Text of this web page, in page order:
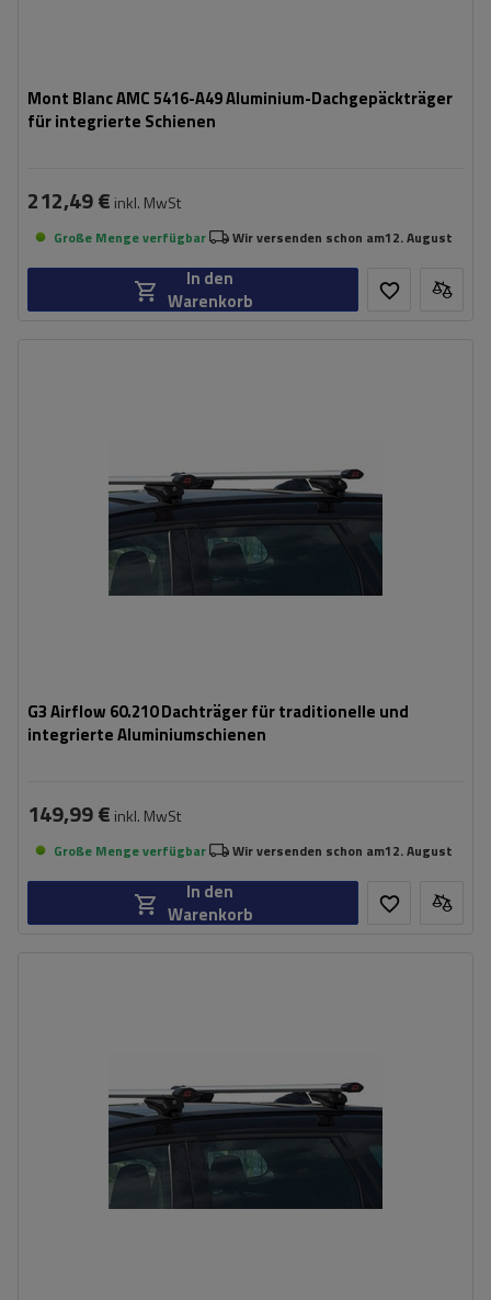
Mont Blanc AMC 5416-A49 Aluminium-Dachgepäckträger
für integrierte Schienen
212,49 € inkl. MwSt
Große Menge verfügbar Wir versenden schon am12. August
In den
Warenkorb
G3 Airflow 60.210 Dachträger für traditionelle und
integrierte Aluminiumschienen
149,99 € inkl. MwSt
Große Menge verfügbar Wir versenden schon am12. August
In den
Warenkorb